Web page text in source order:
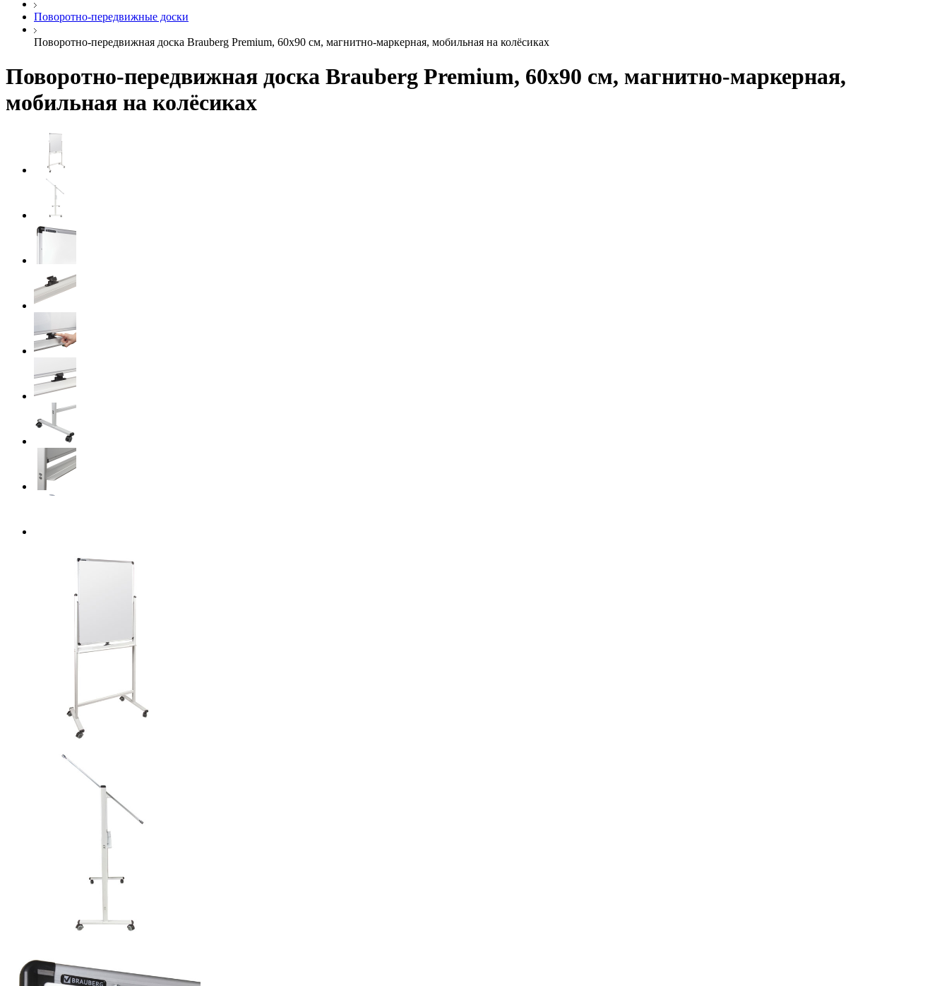
Поворотно-передвижные доски
Поворотно-передвижная доска Brauberg Premium, 60х90 см, магнитно-маркерная, мобильная на колёсиках
Поворотно-передвижная доска Brauberg Premium, 60х90 см, магнитно-маркерная,
мобильная на колёсиках